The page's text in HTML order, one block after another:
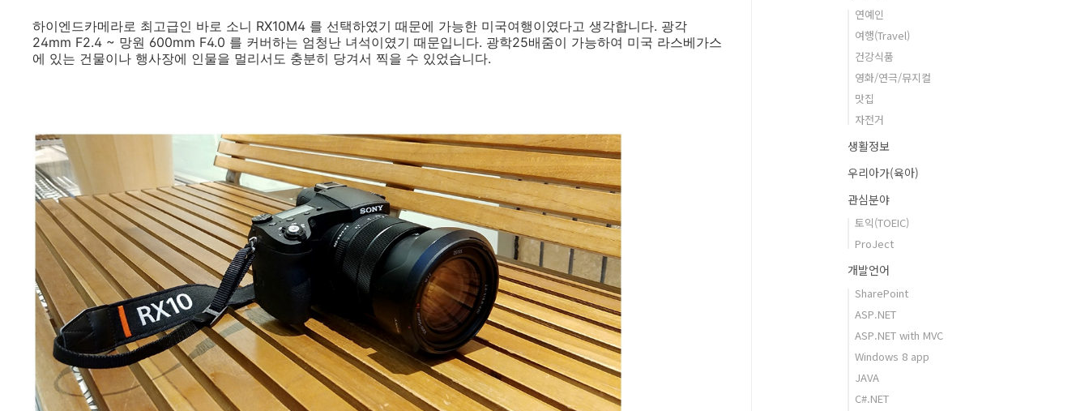
하이엔드카메라로 최고급인 바로 소니 RX10M4 를 선택하였기 때문에 가능한 미국여행이였다고 생각합니다. 광각
24mm F2.4 ~ 망원 600mm F4.0 를 커버하는 엄청난 녀석이였기 때문입니다. 광학25배줌이 가능하여 미국 라스베가스
에 있는 건물이나 행사장에 인물을 멀리서도 충분히 당겨서 찍을 수 있었습니다.
연예인
여행(Travel)
건강식품
영화/연극/뮤지컬
맛집
자전거
생활정보
우리아가(육아)
관심분야
토익(TOEIC)
ProJect
개발언어
SharePoint
ASP.NET
ASP.NET with MVC
Windows 8 app
JAVA
C#.NET